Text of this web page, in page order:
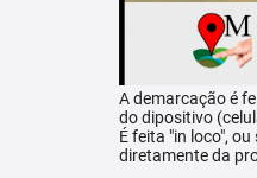
A demarcação é
do dipositivo
É feita "in loco", ou
diretamente da